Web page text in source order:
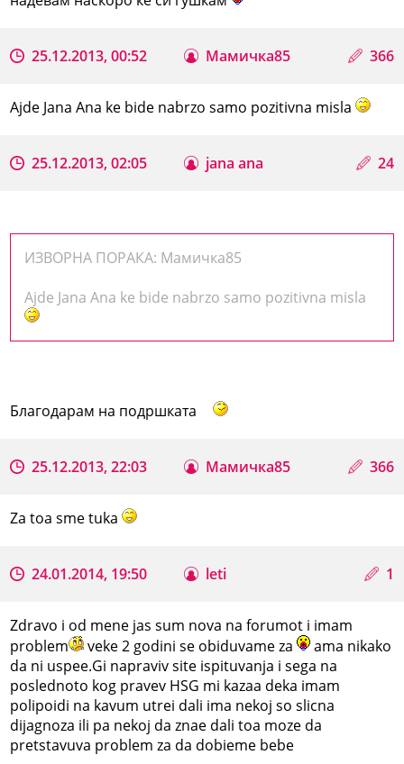
25.12.2013, 00:52 Мамичка85 366
Ajde Jana Ana ke bide nabrzo samo pozitivna misla
25.12.2013, 02:05 jana ana 24
ИЗВОРНА ПОРАКА: Мамичка85
Ajde Jana Ana ke bide nabrzo samo pozitivna misla
Благодарам на подршката
25.12.2013, 22:03 Мамичка85 366
Za toa sme tuka
24.01.2014, 19:50 leti 1
Zdravo i od mene jas sum nova na forumot i imam
problem
veke 2 godini se obiduvame za
ama nikako
da ni uspee.Gi napraviv site ispituvanja i sega na
poslednoto kog pravev HSG mi kazaa deka imam
polipoidi na kavum utrei dali ima nekoj so slicna
dijagnoza ili pa nekoj da znae dali toa moze da
pretstavuva problem za da dobieme bebe